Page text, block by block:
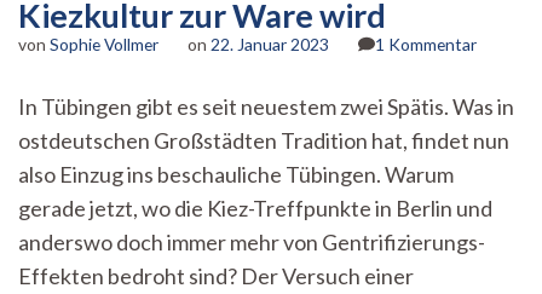
Kiezkultur zur Ware wird
von Sophie Vollmer on 22. Januar 2023 1 Kommentarzu
–
zur
Ware
In Tübingen gibt es seit neuestem zwei Spätis. Was in
ostdeutschen Großstädten Tradition hat, findet nun
also Einzug ins beschauliche Tübingen. Warum
gerade jetzt, wo die Kiez-Treffpunkte in Berlin und
anderswo doch immer mehr von Gentrifizierungs-
Effekten bedroht sind? Der Versuch einer